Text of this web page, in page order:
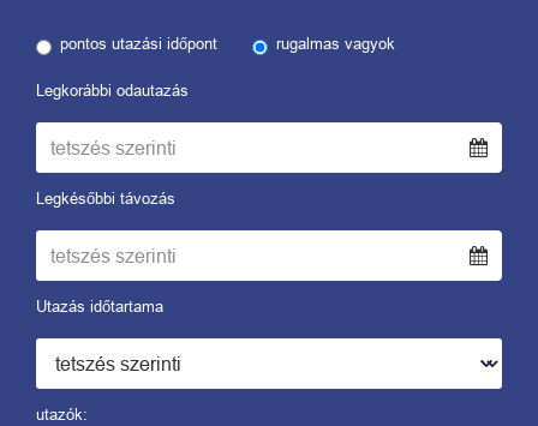
pontos utazási időpont rugalmas vagyok
Legkorábbi odautazás
Legkésőbbi távozás
Utazás időtartama
utazók: